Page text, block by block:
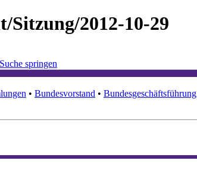
Sitzung/2012-10-29
springen
• Bundesvorstand • Bundesgeschäftsführung